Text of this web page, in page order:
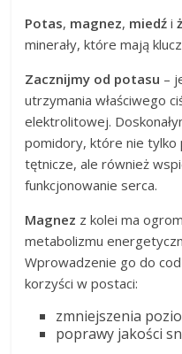
Potas, magnez, miedź i
minerały, które mają
Zacznijmy od potasu –
utrzymania właściwego
elektrolitowej.
pomidory, które nie tylko
tętnicze, ale również
funkcjonowanie serca.
Magnez z kolei ma
metabolizmu
Wprowadzenie go do
korzyści w postaci:
zmniejszenia
poprawy jakości